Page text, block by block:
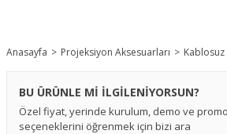
Anasayfa Projeksiyon Aksesuarları Kablosuz
BU ÜRÜNLE Mİ İLGİLENİYORSUN?
Özel fiyat, yerinde kurulum, demo ve
seçeneklerini öğrenmek için bizi ara